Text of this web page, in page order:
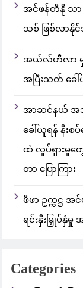
အင်ဖန်တီနို သာ
သစ် ဖြစ်လာနိုင်
အယ်လ်ဟီလာ
အပြီးသတ် ခေ
အာဆင်နယ် အသ
ခေါ်ယူရန် နီးစ
ထဲ လှုပ်ရှားမှုတွ
တာ ပြောကြား
ဖီဖာ ဥက္ကဋ္ဌ
ရင်းနှီးမြှုပ်နှံမှု
Categories